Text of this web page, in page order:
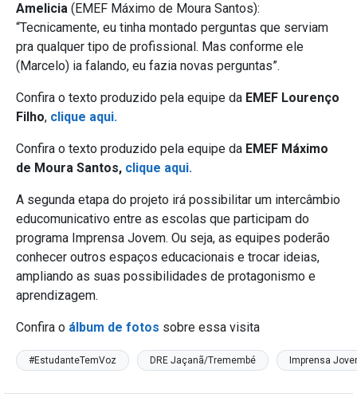
Amelicia (EMEF Máximo de Moura Santos):
“Tecnicamente, eu tinha montado perguntas que serviam
pra qualquer tipo de profissional. Mas conforme ele
(Marcelo) ia falando, eu fazia novas perguntas”.
Confira o texto produzido pela equipe da EMEF Lourenço
Filho, clique aqui.
Confira o texto produzido pela equipe da EMEF Máximo
de Moura Santos, clique aqui.
A segunda etapa do projeto irá possibilitar um intercâmbio
educomunicativo entre as escolas que participam do
programa Imprensa Jovem. Ou seja, as equipes poderão
conhecer outros espaços educacionais e trocar ideias,
ampliando as suas possibilidades de protagonismo e
aprendizagem.
Confira o álbum de fotos sobre essa visita
#EstudanteTemVoz DRE Jaçanã/Tremembé Imprensa